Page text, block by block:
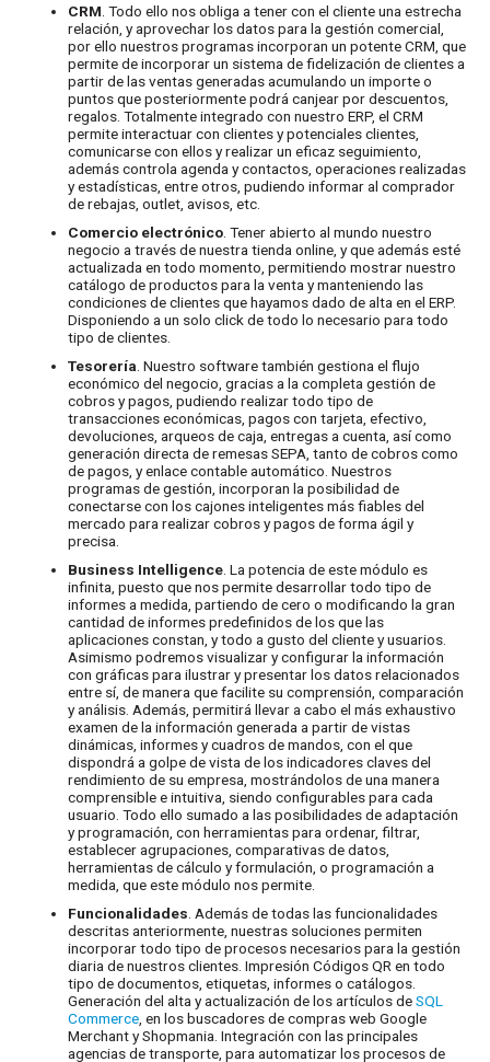
CRM . Todo ello nos obliga a tener con el cliente una estrecha
relación, y aprovechar los datos para la gestión comercial,
por ello nuestros programas incorporan un potente CRM, que
permite de incorporar un sistema de fidelización de clientes a
partir de las ventas generadas acumulando un importe o
puntos que posteriormente podrá canjear por descuentos,
regalos. Totalmente integrado con nuestro ERP, el CRM
permite interactuar con clientes y potenciales clientes,
comunicarse con ellos y realizar un eficaz seguimiento,
además controla agenda y contactos, operaciones realizadas
y estadísticas, entre otros, pudiendo informar al comprador
de rebajas, outlet, avisos, etc.
Comercio electrónico . Tener abierto al mundo nuestro
negocio a través de nuestra tienda online, y que además esté
actualizada en todo momento, permitiendo mostrar nuestro
catálogo de productos para la venta y manteniendo las
condiciones de clientes que hayamos dado de alta en el ERP.
Disponiendo a un solo click de todo lo necesario para todo
tipo de clientes.
Tesorería . Nuestro software también gestiona el flujo
económico del negocio, gracias a la completa gestión de
cobros y pagos, pudiendo realizar todo tipo de
transacciones económicas, pagos con tarjeta, efectivo,
devoluciones, arqueos de caja, entregas a cuenta, así como
generación directa de remesas SEPA, tanto de cobros como
de pagos, y enlace contable automático. Nuestros
programas de gestión, incorporan la posibilidad de
conectarse con los cajones inteligentes más fiables del
mercado para realizar cobros y pagos de forma ágil y
precisa.
Business Intelligence . La potencia de este módulo es
infinita, puesto que nos permite desarrollar todo tipo de
informes a medida, partiendo de cero o modificando la gran
cantidad de informes predefinidos de los que las
aplicaciones constan, y todo a gusto del cliente y usuarios.
Asimismo podremos visualizar y configurar la información
con gráficas para ilustrar y presentar los datos relacionados
entre sí, de manera que facilite su comprensión, comparación
y análisis. Además, permitirá llevar a cabo el más exhaustivo
examen de la información generada a partir de vistas
dinámicas, informes y cuadros de mandos, con el que
dispondrá a golpe de vista de los indicadores claves del
rendimiento de su empresa, mostrándolos de una manera
comprensible e intuitiva, siendo configurables para cada
usuario. Todo ello sumado a las posibilidades de adaptación
y programación, con herramientas para ordenar, filtrar,
establecer agrupaciones, comparativas de datos,
herramientas de cálculo y formulación, o programación a
medida, que este módulo nos permite.
Funcionalidades . Además de todas las funcionalidades
descritas anteriormente, nuestras soluciones permiten
incorporar todo tipo de procesos necesarios para la gestión
diaria de nuestros clientes. Impresión Códigos QR en todo
tipo de documentos, etiquetas, informes o catálogos.
Generación del alta y actualización de los artículos deSQL
Commerce , en los buscadores de compras web Google
Merchant y Shopmania. Integración con las principales
agencias de transporte, para automatizar los procesos de